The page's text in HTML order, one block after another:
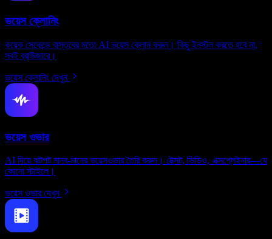
ভয়েস ক্লোনিং
কয়েক সেকেন্ডে বাস্তবের মতো AI ভয়েস ক্লোন করুন। কিছু ইনস্টল করতে হবে না,
সবই ব্রাউজারে।
ভয়েস ক্লোনিং দেখুন
ভয়েস ওভার
AI দিয়ে ঝটপট মানব-মানের ভয়েসওভার তৈরি করুন। টেক্সট, ভিডিও, এক্সপ্লেইনার—যে
কোনো স্টাইলে।
ভয়েস ওভার দেখুন